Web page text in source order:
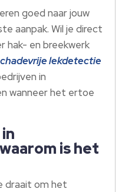
goed naar jouw
aanpak.​ Wil je direct
hak- en breekwerk
lekdetectie
in
wanneer het ertoe
is het
draait om het